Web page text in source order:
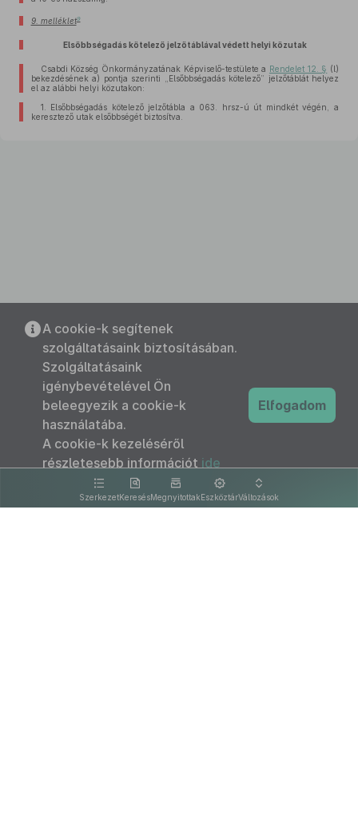
9. melléklet9
Elsőbbségadás kötelező jelzőtáblával védett helyi közutak
Csabdi Község Önkormányzatának Képviselő-testülete a Rendelet 12. § (l)
bekezdésének a) pontja szerinti „Elsőbbségadás kötelező” jelzőtáblát helyez
el az alábbi helyi közutakon:
1. Elsőbbségadás kötelező jelzőtábla a 063. hrsz-ú út mindkét végén, a
keresztező utak elsőbbségét biztosítva.
SzerkezetKeresésMegnyitottakEszköztárVáltozások
A cookie-k segítenek
szolgáltatásaink biztosításában.
Szolgáltatásaink
igénybevételével Ön
beleegyezik a cookie-k
használatába.
A cookie-k kezeléséről
részletesebb információt ide
kattintva olvashat.
Elfogadom